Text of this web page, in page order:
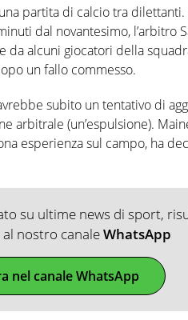
partita di calcio tra
dal novantesimo, l’arbitro
da alcuni giocatori della
un fallo commesso.
subito un tentativo di
arbitrale (un’espulsione).
esperienza sul campo, ha
su ultime news di sport,
al nostro canaleWhatsApp
nel canale WhatsApp